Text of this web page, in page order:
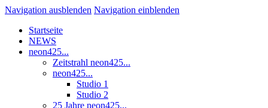
Navigation ausblenden Navigation einblenden
Startseite
NEWS
neon425...
Zeitstrahl neon425...
neon425...
Studio 1
Studio 2
25 Jahre neon425...